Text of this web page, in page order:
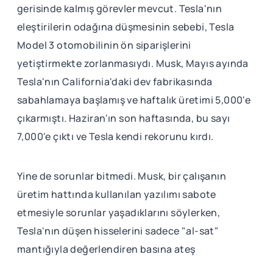
gerisinde kalmış görevler mevcut. Tesla'nın
eleştirilerin odağına düşmesinin sebebi, Tesla
Model 3 otomobilinin ön siparişlerini
yetiştirmekte zorlanmasıydı. Musk, Mayıs ayında
Tesla'nın California'daki dev fabrikasında
sabahlamaya başlamış ve haftalık üretimi 5,000'e
çıkarmıştı. Haziran'ın son haftasında, bu sayı
7,000'e çıktı ve Tesla kendi rekorunu kırdı.
Yine de sorunlar bitmedi. Musk, bir çalışanın
üretim hattında kullanılan yazılımı sabote
etmesiyle sorunlar yaşadıklarını söylerken,
Tesla'nın düşen hisselerini sadece "al-sat"
mantığıyla değerlendiren basına ateş